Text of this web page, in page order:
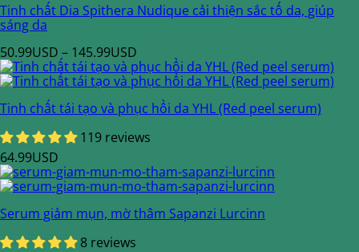
Tinh chất Dia Spithera Nudique cải thiện sắc tố da, giúp
sáng da
50.99USD – 145.99USD
Tinh chất tái tạo và phục hồi da YHL (Red peel serum)
119 reviews
64.99USD
Serum giảm mụn, mờ thâm Sapanzi Lurcinn
8 reviews